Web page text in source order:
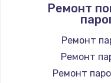
Замена /
Ремонт
Ремонт
Ремонт
Ремонт